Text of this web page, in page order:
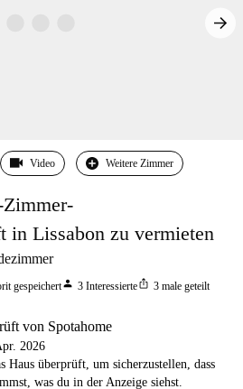
Video Weitere Zimmer
in Lissabon zu vermieten
gespeichertperson 3 Interessierteios_share 3 male geteilt
von Spotahome
2026
Haus überprüft, um sicherzustellen, dass
was du in der Anzeige siehst.